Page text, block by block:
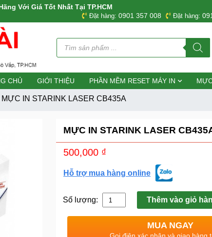
Với Giá Tốt Nhất Tại TP.HCM
Đặt hàng: 0901 357 008 Đặt hàng:
Tìm
kiếm
sản
CHỦ GIỚI THIỆU PHẦN MỀM RESET MÁY IN
MỰC IN STARINK LASER CB435A
MỰC IN STARINK LASER
500,000 ₫
Hỗ trợ mua hàng online
Số lượng: Thêm vào giỏ
MUA NGAY